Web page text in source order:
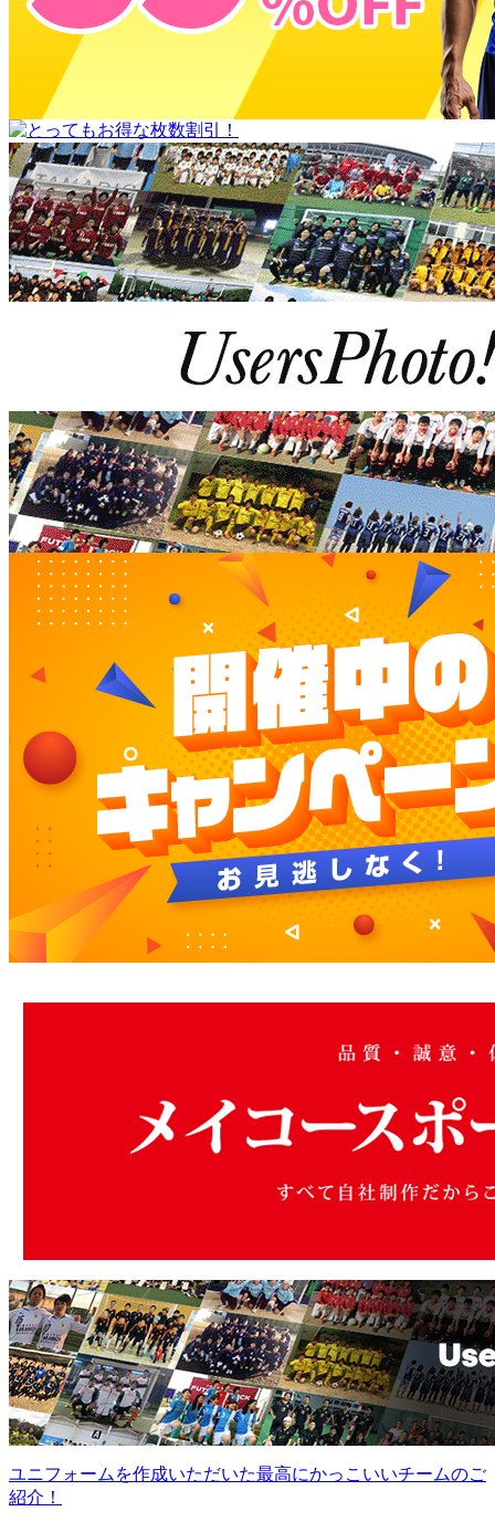
ユニフォームを作成いただいた最高にかっこいいチームのご
紹介！